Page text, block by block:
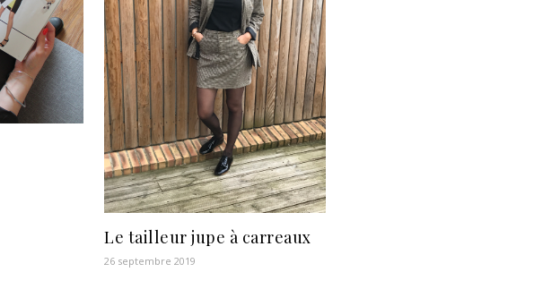
Le tailleur jupe à carreaux
26 septembre 2019